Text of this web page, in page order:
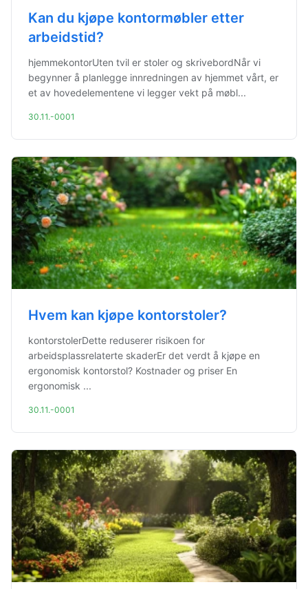
Kan du kjøpe kontormøbler etter
arbeidstid?
hjemmekontorUten tvil er stoler og skrivebordNår vi
begynner å planlegge innredningen av hjemmet vårt, er
et av hovedelementene vi legger vekt på møbl...
30.11.-0001
Hvem kan kjøpe kontorstoler?
kontorstolerDette reduserer risikoen for
arbeidsplassrelaterte skaderEr det verdt å kjøpe en
ergonomisk kontorstol? Kostnader og priser En
ergonomisk ...
30.11.-0001